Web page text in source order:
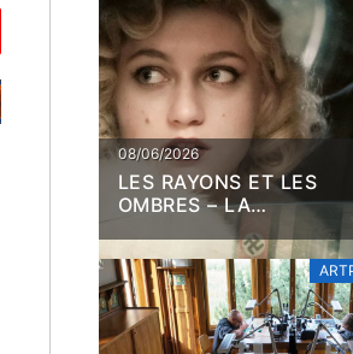
08/06/2026
LES RAYONS ET LES
OMBRES – LA
COLLABORATION EN